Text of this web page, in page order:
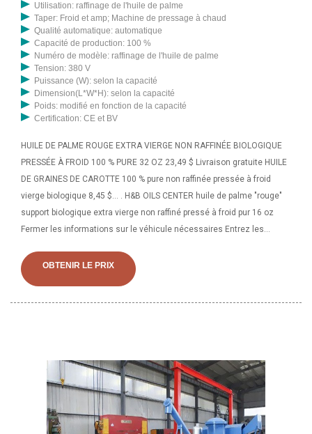
Utilisation: raffinage de l'huile de palme
Taper: Froid et amp; Machine de pressage à chaud
Qualité automatique: automatique
Capacité de production: 100 %
Numéro de modèle: raffinage de l'huile de palme
Tension: 380 V
Puissance (W): selon la capacité
Dimension(L*W*H): selon la capacité
Poids: modifié en fonction de la capacité
Certification: CE et BV
HUILE DE PALME ROUGE EXTRA VIERGE NON RAFFINÉE BIOLOGIQUE
PRESSÉE À FROID 100 % PURE 32 OZ 23,49 $ Livraison gratuite HUILE
DE GRAINES DE CAROTTE 100 % pure non raffinée pressée à froid
vierge biologique 8,45 $... . H&B OILS CENTER huile de palme "rouge"
support biologique extra vierge non raffiné pressé à froid pur 16 oz
Fermer les informations sur le véhicule nécessaires Entrez les
convient. Oui, vérifiez la compatibilité....
OBTENIR LE PRIX